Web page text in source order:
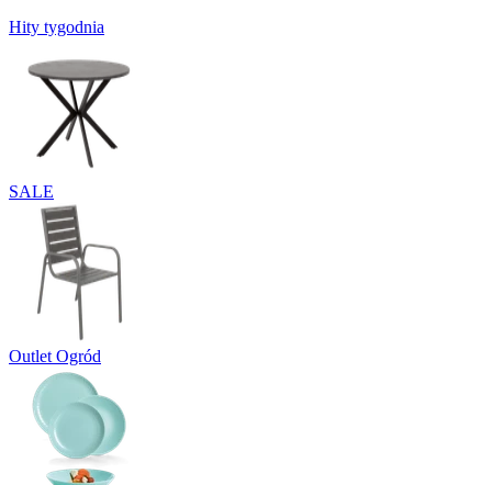
Hity tygodnia
SALE
Outlet Ogród